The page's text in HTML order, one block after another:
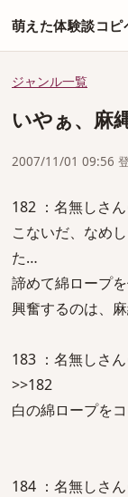
萌えた体験談コピ
ジャンル一覧
いやぁ、麻
2007/11/01 09:56
182 ：名無しさ
こないだ、なめ
た…
諦めて綿ロープ
興奮するのは、
183 ：名無しさ
>>182
白の綿ロープを
184 ：名無しさ